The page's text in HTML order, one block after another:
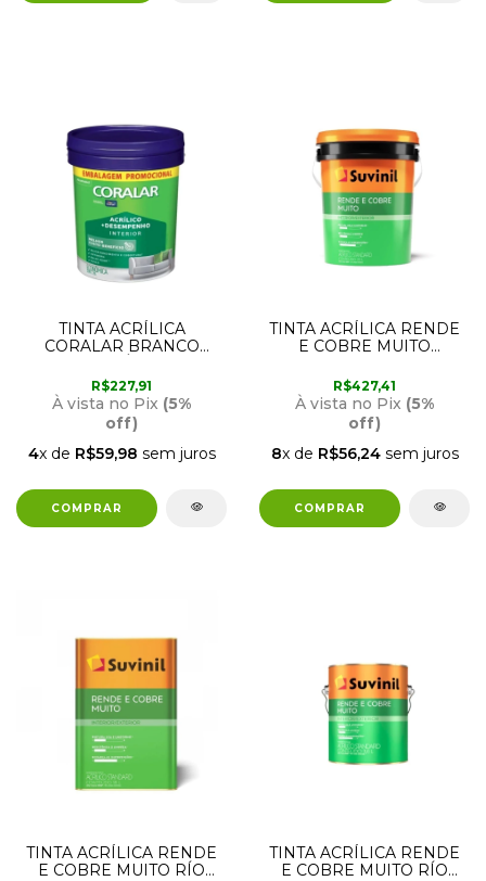
TINTA ACRÍLICA
CORALAR BRANCO
LITROS CORAL
R$227,91
À vista no Pix (5%
off)
4x de R$59,98 sem juros
TINTA ACRÍLICA RENDE
E COBRE MUITO
PLÁSTICO 20 LITROS
SUVINIL
R$427,41
À vista no Pix (5%
off)
8x de R$56,24sem juros
TINTA ACRÍLICA RENDE
E COBRE MUITO RÍO
TINTA ACRÍLICA RENDE
E COBRE MUITO RÍO